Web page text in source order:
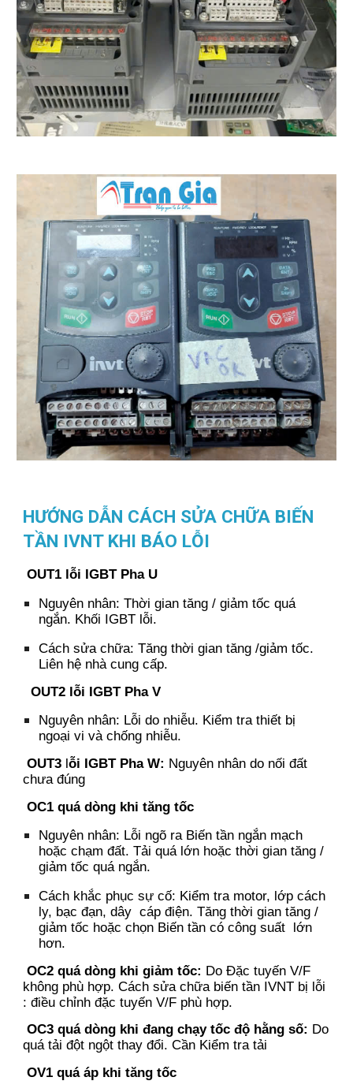
HƯỚNG DẪN CÁCH SỬA CHỮA BIẾN
TẦN IVNT KHI BÁO LỖI
OUT1 lỗi IGBT Pha U
Nguyên nhân: Thời gian tăng / giảm tốc quá
ngắn. Khối IGBT lỗi.
Cách sửa chữa: Tăng thời gian tăng /giảm tốc.
Liên hệ nhà cung cấp.
OUT2 lỗi IGBT Pha V
Nguyên nhân: Lỗi do nhiễu. Kiểm tra thiết bị
ngoại vi và chống nhiễu.
OUT3 lỗi IGBT Pha W: Nguyên nhân do nối đất
chưa đúng
OC1 quá dòng khi tăng tốc
Nguyên nhân: Lỗi ngõ ra Biến tần ngắn mạch
hoặc chạm đất.Tải quá lớn hoặc thời gian tăng /
giảm tốc quá ngắn.
Cách khắc phục sự cố: Kiểm tra motor, lớp cách
ly, bạc đạn, dây cáp điện. Tăng thời gian tăng /
giảm tốc hoặc chọn Biến tần có công suất lớn
hơn.
OC2quá dòng khi giảm tốc: Do Đặc tuyến V/F
không phù hợp. Cách sửa chữa biến tần IVNT bị lỗi
: điều chỉnh đặc tuyến V/F phù hợp.
OC3 quá dòng khi đang chạy tốc độ hằng số: Do
quá tải đột ngột thay đổi. Cần Kiểm tra tải
OV1 quá áp khi tăng tốc